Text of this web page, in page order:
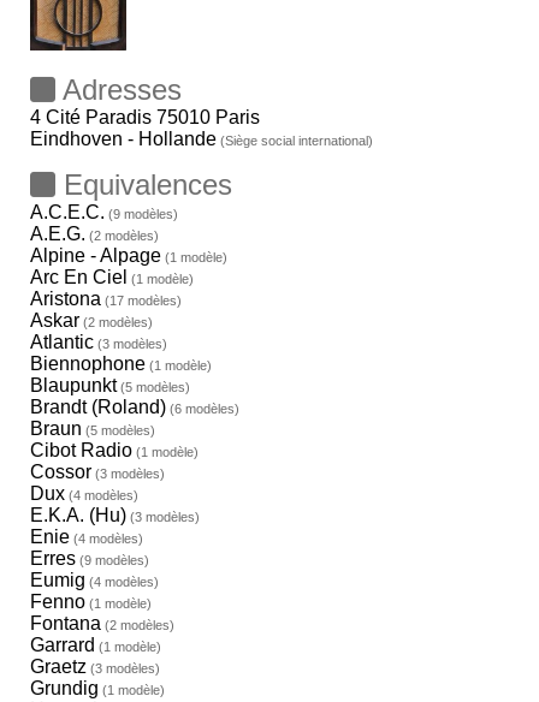
Adresses
4 Cité Paradis 75010 Paris
Eindhoven - Hollande (Siège social international)
Equivalences
A.C.E.C. (9 modèles)
A.E.G. (2 modèles)
Alpine - Alpage (1 modèle)
Arc En Ciel (1 modèle)
Aristona (17 modèles)
Askar (2 modèles)
Atlantic (3 modèles)
Biennophone (1 modèle)
Blaupunkt(5 modèles)
Brandt (Roland) (6 modèles)
Braun (5 modèles)
Cibot Radio (1 modèle)
Cossor (3 modèles)
Dux (4 modèles)
E.K.A. (Hu) (3 modèles)
Enie (4 modèles)
Erres (9 modèles)
Eumig (4 modèles)
Fenno (1 modèle)
Fontana (2 modèles)
Garrard (1 modèle)
Graetz (3 modèles)
Grundig (1 modèle)